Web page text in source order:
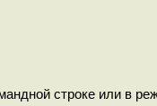
строке или в